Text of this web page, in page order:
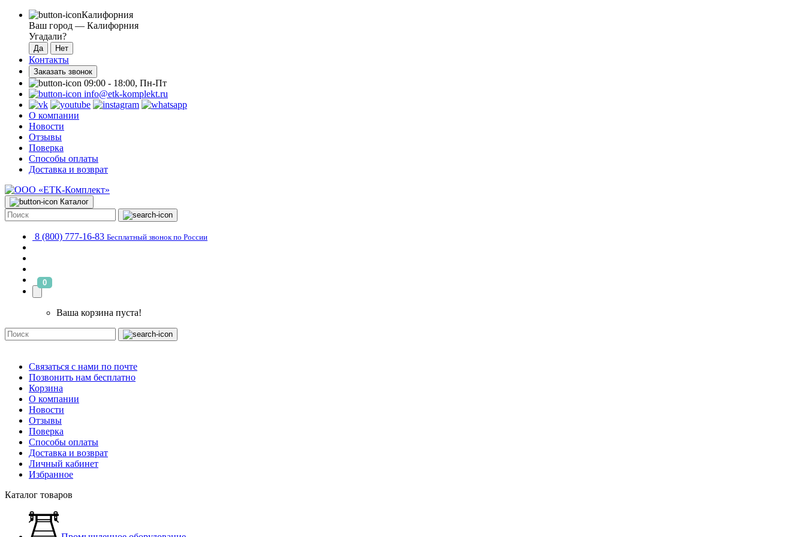
Калифорния
Ваш город — Калифорния
Угадали?
Контакты
Заказать звонок
09:00 - 18:00, Пн-Пт
info@etk-komplekt.ru
О компании
Новости
Отзывы
Поверка
Способы оплаты
Доставка и возврат
Каталог
8 (800) 777-16-83 Бесплатный звонок по России
0
Ваша корзина пуста!
Связаться с нами по почте
Позвонить нам бесплатно
Корзина
О компании
Новости
Отзывы
Поверка
Способы оплаты
Доставка и возврат
Личный кабинет
Избранное
Каталог товаров